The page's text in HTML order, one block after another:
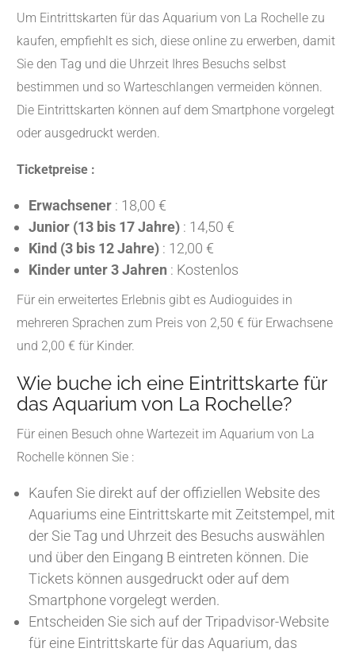
Um Eintrittskarten für das Aquarium von La Rochelle zu
kaufen, empfiehlt es sich, diese online zu erwerben, damit
Sie den Tag und die Uhrzeit Ihres Besuchs selbst
bestimmen und so Warteschlangen vermeiden können.
Die Eintrittskarten können auf dem Smartphone vorgelegt
oder ausgedruckt werden.
Ticketpreise :
Erwachsener : 18,00 €
Junior (13 bis 17 Jahre) : 14,50 €
Kind (3 bis 12 Jahre) : 12,00 €
Kinder unter 3 Jahren : Kostenlos
Für ein erweitertes Erlebnis gibt es Audioguides in
mehreren Sprachen zum Preis von 2,50 € für Erwachsene
und 2,00 € für Kinder.
Wie buche ich eine Eintrittskarte für
das Aquarium von La Rochelle?
Für einen Besuch ohne Wartezeit im Aquarium von La
Rochelle können Sie :
Kaufen Sie direkt auf der offiziellen Website des
Aquariums eine Eintrittskarte mit Zeitstempel, mit
der Sie Tag und Uhrzeit des Besuchs auswählen
und über den Eingang B eintreten können. Die
Tickets können ausgedruckt oder auf dem
Smartphone vorgelegt werden.
Entscheiden Sie sich auf der Tripadvisor-Website
für eine Eintrittskarte für das Aquarium, das